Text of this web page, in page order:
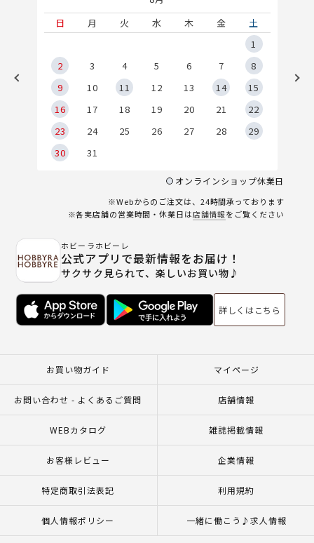
日
月 火 水 木 金
土
1
2
3 4 5 6 7
8
9
10 11 12 13 14
15
16
17 18 19 20 21
22
23
24 25 26 27 28
29
30
31
オンラインショップ休業日
※Webからのご注文は、24時間承っております
※各実店舗の営業時間・休業日は店舗情報をご覧ください
ホビーラホビーレ
公式アプリで最新情報をお届け！
サクサク見られて、楽しいお買い物♪
詳しくはこちら
お買い物ガイド マイページ
お問い合わせ - よくあるご質問 店舗情報
WEBカタログ 雑誌掲載情報
お客様レビュー 企業情報
特定商取引法表記 利用規約
個人情報ポリシー 一緒に働こう♪求人情報